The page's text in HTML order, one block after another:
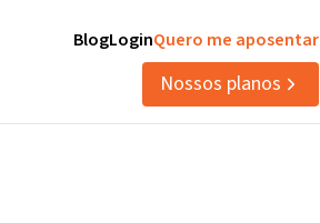
BlogLoginQuero me aposentar
Nossos planos